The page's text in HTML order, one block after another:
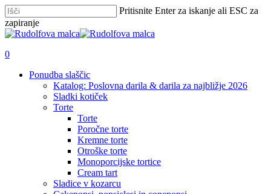
Skip
to
main
Pritisnite Enter za iskanje ali ESC za
zapiranje
Zapri
išči
account
0
Ponudba slaščic
Katalog: Poslovna darila & darila za najbližje 2026
Sladki kotiček
Torte
Torte
Poročne torte
Kremne torte
Otroške torte
Monoporcijske tortice
Cream tart
Sladice v kozarcu